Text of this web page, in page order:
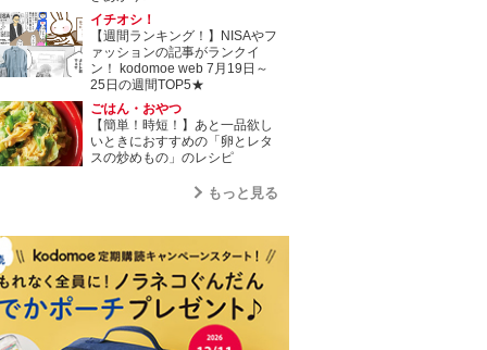
イチオシ！
【週間ランキング！】NISAやフ
ァッションの記事がランクイ
ン！ kodomoe web 7月19日～
25日の週間TOP5★
ごはん・おやつ
【簡単！時短！】あと一品欲し
いときにおすすめの「卵とレタ
スの炒めもの」のレシピ
もっと見る